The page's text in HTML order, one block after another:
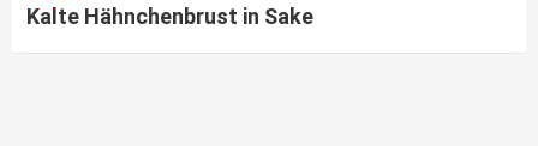
Kalte Hähnchenbrust in Sake